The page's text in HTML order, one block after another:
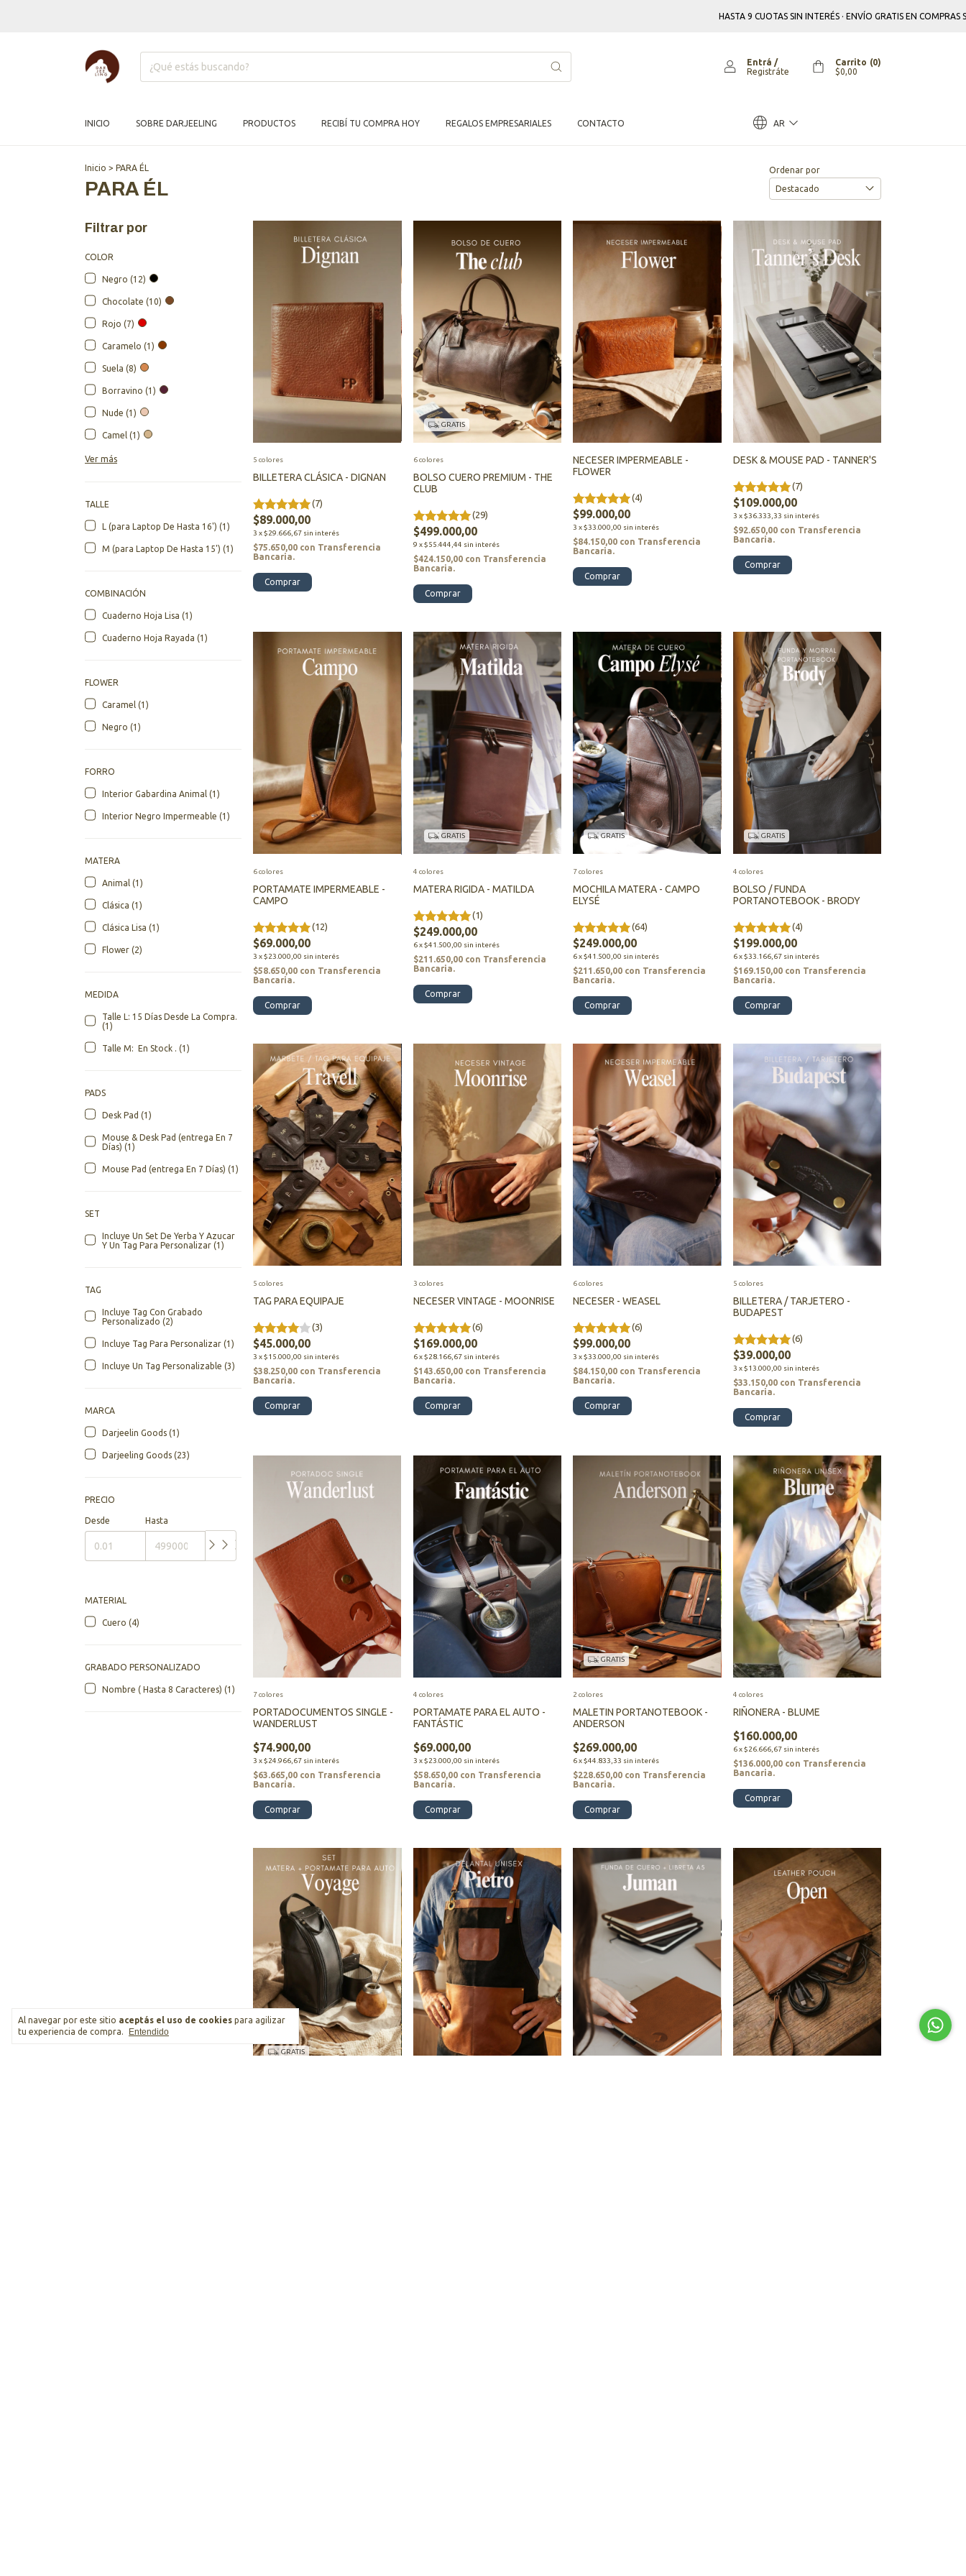
HASTA 9 CUOTAS SIN INTERÉS · ENVÍO GRATIS EN COMPRAS
Entrá /
Registráte
Carrito (0)
$0,00
INICIO SOBRE DARJEELING PRODUCTOS RECIBÍ TU COMPRA HOY REGALOS EMPRESARIALES CONTACTO AR
Al navegar por este sitio aceptás el uso de cookies para agilizar
tu experiencia de compra.
Entendido
Inicio > PARA ÉL
PARA ÉL
Ordenar por
Filtrar por
COLOR
Negro (12)
Chocolate (10)
Rojo (7)
Caramelo (1)
Suela (8)
Borravino (1)
Nude (1)
Camel (1)
Ver más
TALLE
L (para Laptop De Hasta 16') (1)
M (para Laptop De Hasta 15') (1)
COMBINACIÓN
Cuaderno Hoja Lisa (1)
Cuaderno Hoja Rayada (1)
FLOWER
Caramel (1)
Negro (1)
FORRO
Interior Gabardina Animal (1)
Interior Negro Impermeable (1)
MATERA
Animal (1)
Clásica (1)
Clásica Lisa (1)
Flower (2)
MEDIDA
Talle L: 15 Días Desde La Compra.
(1)
Talle M: En Stock . (1)
PADS
Desk Pad (1)
Mouse & Desk Pad (entrega En 7
Días) (1)
Mouse Pad (entrega En 7 Días) (1)
SET
Incluye Un Set De Yerba Y Azucar
Y Un Tag Para Personalizar (1)
TAG
Incluye Tag Con Grabado
Personalizado (2)
Incluye Tag Para Personalizar (1)
Incluye Un Tag Personalizable (3)
MARCA
Darjeelin Goods (1)
Darjeeling Goods (23)
PRECIO
Desde Hasta
MATERIAL
Cuero (4)
GRABADO PERSONALIZADO
Nombre ( Hasta 8 Caracteres) (1)
BILLETERA CLÁSICA - DIGNAN
(7)
$89.000,00
3 x$29.666,67 sin interés
$75.650,00 con Transferencia
Bancaria.
5 colores
Comprar
GRATIS
BOLSO CUERO PREMIUM - THE
CLUB
(29)
$499.000,00
9 x$55.444,44 sin interés
$424.150,00 con Transferencia
Bancaria.
6 colores
Comprar
NECESER IMPERMEABLE -
FLOWER
(4)
$99.000,00
3 x$33.000,00 sin interés
$84.150,00 con Transferencia
Bancaria.
Comprar
DESK & MOUSE PAD - TANNER'S
(7)
$109.000,00
3 x$36.333,33 sin interés
$92.650,00 con Transferencia
Bancaria.
Comprar
PORTAMATE IMPERMEABLE -
CAMPO
(12)
$69.000,00
3 x$23.000,00 sin interés
$58.650,00 con Transferencia
Bancaria.
6 colores
Comprar
GRATIS
MATERA RIGIDA - MATILDA
(1)
$249.000,00
6 x$41.500,00 sin interés
$211.650,00 con Transferencia
Bancaria.
4 colores
Comprar
GRATIS
MOCHILA MATERA - CAMPO
ELYSÉ
(64)
$249.000,00
6x$41.500,00 sin interés
$211.650,00 con Transferencia
Bancaria.
7 colores
Comprar
GRATIS
BOLSO / FUNDA
PORTANOTEBOOK - BRODY
(4)
$199.000,00
6 x$33.166,67 sin interés
$169.150,00 con Transferencia
Bancaria.
4 colores
Comprar
TAG PARA EQUIPAJE
(3)
$45.000,00
3 x$15.000,00 sin interés
$38.250,00 con Transferencia
Bancaria.
5 colores
Comprar
NECESER VINTAGE - MOONRISE
(6)
$169.000,00
6 x$28.166,67 sin interés
$143.650,00 con Transferencia
Bancaria.
3 colores
Comprar
NECESER - WEASEL
(6)
$99.000,00
3 x$33.000,00 sin interés
$84.150,00 con Transferencia
Bancaria.
6 colores
Comprar
BILLETERA / TARJETERO -
BUDAPEST
(6)
$39.000,00
3 x$13.000,00 sin interés
$33.150,00 con Transferencia
Bancaria.
5 colores
Comprar
PORTADOCUMENTOS SINGLE -
WANDERLUST
$74.900,00
3 x$24.966,67 sin interés
$63.665,00 con Transferencia
Bancaria.
7 colores
Comprar
PORTAMATE PARA EL AUTO -
FANTÁSTIC
$69.000,00
3 x$23.000,00 sin interés
$58.650,00 con Transferencia
Bancaria.
4 colores
Comprar
GRATIS
MALETIN PORTANOTEBOOK -
ANDERSON
$269.000,00
6x$44.833,33 sin interés
$228.650,00 con Transferencia
Bancaria.
2 colores
Comprar
RIÑONERA - BLUME
$160.000,00
6 x$26.666,67 sin interés
$136.000,00 con Transferencia
Bancaria.
4 colores
Comprar
GRATIS